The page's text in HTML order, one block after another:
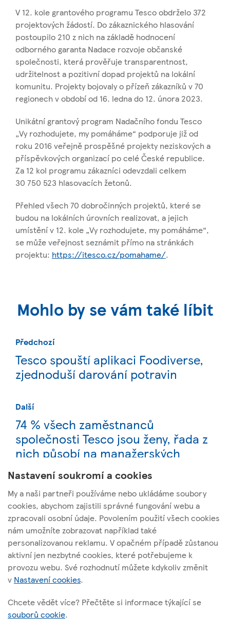
V 12. kole grantového programu Tesco obdrželo 372
projektových žádostí. Do zákaznického hlasování
postoupilo 210 z nich na základě hodnocení
odborného garanta Nadace rozvoje občanské
společnosti, která prověřuje transparentnost,
udržitelnost a pozitivní dopad projektů na lokální
komunitu. Projekty bojovaly o přízeň zákazníků v 70
regionech v období od 16. ledna do 12. února 2023.
Unikátní grantový program Nadačního fondu Tesco
„Vy rozhodujete, my pomáháme“ podporuje již od
roku 2016 veřejně prospěšné projekty neziskových a
příspěvkových organizací po celé České republice.
Za 12 kol programu zákazníci odevzdali celkem
30 750 523 hlasovacích žetonů.
Přehled všech 70 dobročinných projektů, které se
budou na lokálních úrovních realizovat, a jejich
umístění v 12. kole „Vy rozhodujete, my pomáháme“,
se může veřejnost seznámit přímo na stránkách
projektu: https://itesco.cz/pomahame/.
Mohlo by se vám také líbit
Předchozí
Tesco spouští aplikaci Foodiverse,
zjednoduší darování potravin
Další
74 % všech zaměstnanců
společnosti Tesco jsou ženy, řada z
nich působí na manažerských
pozicích
Tesco Stores ČR, a. s.
Vršovická 1527/68b; 100 00 Praha 10
O těchto stránkách
Užitečné odkazy
Nastavení soukromí a cookies
My a naši partneři používáme nebo ukládáme soubory
cookies, abychom zajistili správné fungování webu a
zpracovali osobní údaje. Povolením použití všech cookies
nám umožníte zobrazovat například také
personalizovanou reklamu. V opačném případě zůstanou
aktivní jen nezbytné cookies, které potřebujeme k
provozu webu. Své rozhodnutí můžete kdykoliv změnit
v Nastavení cookies.
Chcete vědět více? Přečtěte si informace týkající se
souborů cookie.